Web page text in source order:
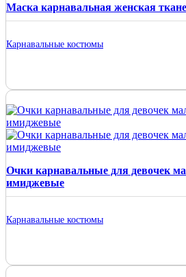
Маска карнавальная женская
Карнавальные костюмы
Очки карнавальные для девочек
имиджевые
Карнавальные костюмы